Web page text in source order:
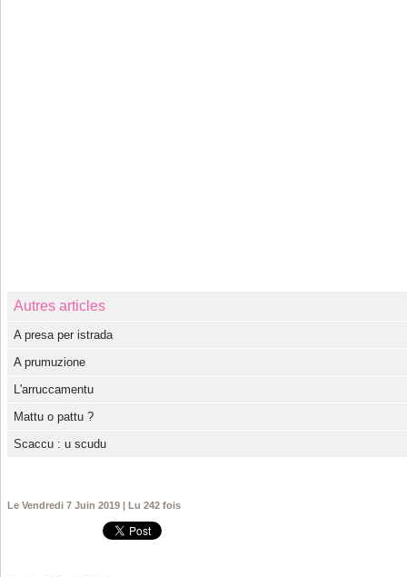
Autres articles
A presa per istrada
A prumuzione
L'arruccamentu
Mattu o pattu ?
Scaccu : u scudu
Le Vendredi 7 Juin 2019 | Lu 242 fois